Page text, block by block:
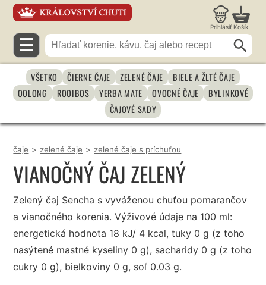
Prihlásiť Košík
☰
VŠETKO ČIERNE ČAJE ZELENÉ ČAJE
BIELE A ŽLTÉ ČAJE
OOLONG
ROOIBOS YERBA MATE OVOCNÉ ČAJE
BYLINKOVÉ
ČAJOVÉ SADY
čaje > zelené čaje > zelené čaje s príchuťou
VIANOČNÝ ČAJ ZELENÝ
Zelený čaj Sencha s vyváženou chuťou pomarančov
a vianočného korenia. Výživové údaje na 100 ml:
energetická hodnota 18 kJ/ 4 kcal, tuky 0 g (z toho
nasýtené mastné kyseliny 0 g), sacharidy 0 g (z toho
cukry 0 g), bielkoviny 0 g, soľ 0.03 g.